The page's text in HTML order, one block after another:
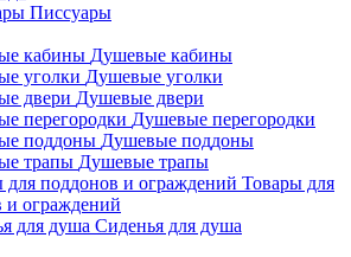
Писсуары
Душевые кабины
Душевые уголки
Душевые двери
Душевые перегородки
Душевые поддоны
Душевые трапы
Товары для
и ограждений
Сиденья для душа